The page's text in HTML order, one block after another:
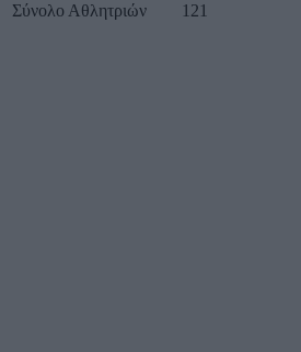
Σύνολο Αθλητριών
121